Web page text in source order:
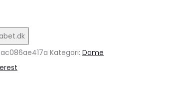
Kategori: Dame